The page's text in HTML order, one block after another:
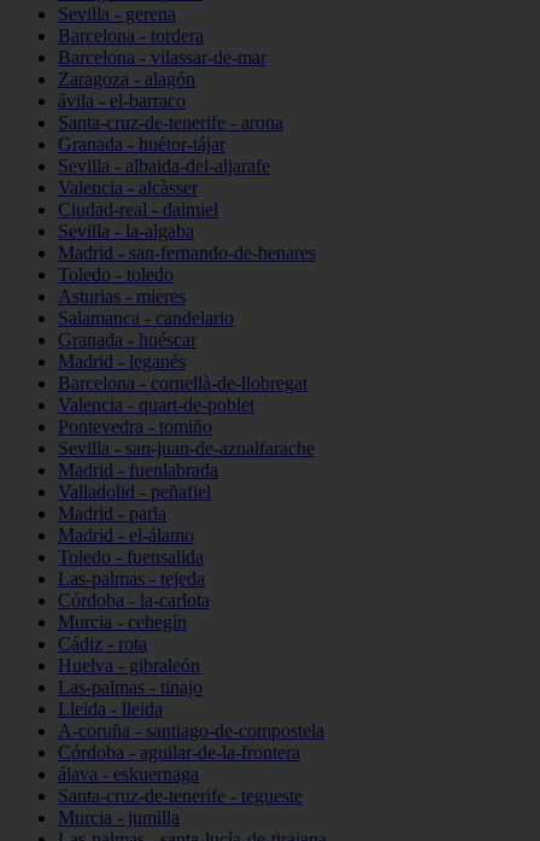
Sevilla - gerena
Barcelona - tordera
Barcelona - vilassar-de-mar
Zaragoza - alagón
ávila - el-barraco
Santa-cruz-de-tenerife - arona
Granada - huétor-tájar
Sevilla - albaida-del-aljarafe
Valencia - alcàsser
Ciudad-real - daimiel
Sevilla - la-algaba
Madrid - san-fernando-de-henares
Toledo - toledo
Asturias - mieres
Salamanca - candelario
Granada - huéscar
Madrid - leganés
Barcelona - cornellà-de-llobregat
Valencia - quart-de-poblet
Pontevedra - tomiño
Sevilla - san-juan-de-aznalfarache
Madrid - fuenlabrada
Valladolid - peñafiel
Madrid - parla
Madrid - el-álamo
Toledo - fuensalida
Las-palmas - tejeda
Córdoba - la-carlota
Murcia - cehegín
Cádiz - rota
Huelva - gibraleón
Las-palmas - tinajo
Lleida - lleida
A-coruña - santiago-de-compostela
Córdoba - aguilar-de-la-frontera
álava - eskuernaga
Santa-cruz-de-tenerife - tegueste
Murcia - jumilla